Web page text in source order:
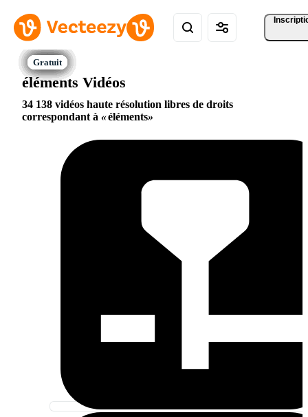
éléments Vidéos
34 138 vidéos haute résolution libres de droits
correspondant à
éléments